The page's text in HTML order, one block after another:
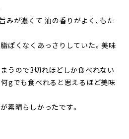
みが濃くて 油の香りがよく、もた
ぽくなくあっさりしていた。美味
うので3切れほどしか食べれない
gでも食べれると思えるほど美味
素晴らしかったです。